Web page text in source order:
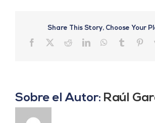
Share This Story, Choose Your
Facebook RedditLinkedInWhatsApp
Tumblr
Sobre el Autor: Raúl